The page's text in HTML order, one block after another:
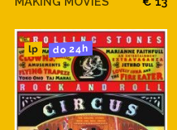
lp do 24h